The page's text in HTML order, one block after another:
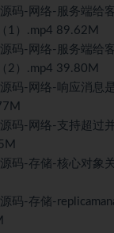
码-网络-服务端给
1）.mp4 89.62M
码-网络-服务端给
2）.mp4 39.80M
码-网络-响应消息
码-网络-支持超过
码-存储-核心对象
码-存储-